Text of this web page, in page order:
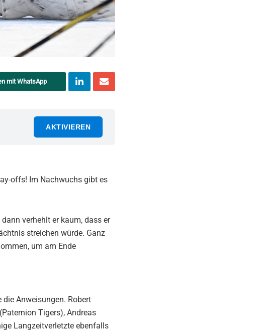
mit WhatsApp
AKTIVIEREN
offs! Im Nachwuchs gibt es
verhehlt er kaum, dass er
streichen würde. Ganz
um am Ende
Anweisungen. Robert
Tigers), Andreas
Langzeitverletzte ebenfalls